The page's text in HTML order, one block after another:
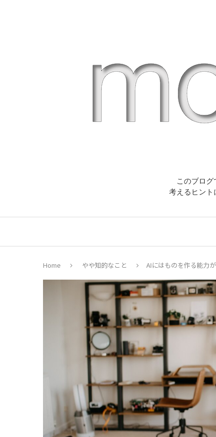
このブロ
考えるヒント
Home やや知的なこと AIにはものを作る能力